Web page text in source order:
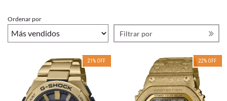
Ordenar por
Filtrar por
21 % OFF 22% OFF